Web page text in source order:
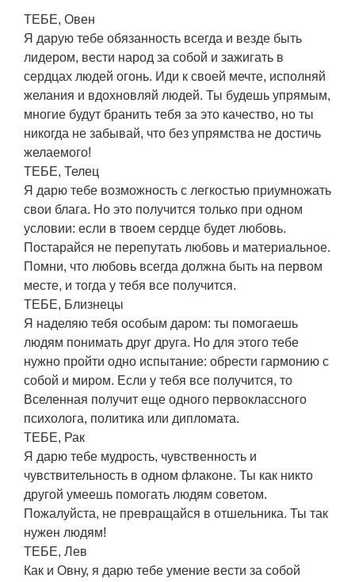
ТЕБЕ, Овен
Я дарую тебе обязанность всегда и везде быть
лидером, вести народ за собой и зажигать в
сердцах людей огонь. Иди к своей мечте, исполняй
желания и вдохновляй людей. Ты будешь упрямым,
многие будут бранить тебя за это качество, но ты
никогда не забывай, что без упрямства не достичь
желаемого!
ТЕБЕ, Телец
Я дарю тебе возможность с легкостью приумножать
свои блага. Но это получится только при одном
условии: если в твоем сердце будет любовь.
Постарайся не перепутать любовь и материальное.
Помни, что любовь всегда должна быть на первом
месте, и тогда у тебя все получится.
ТЕБЕ, Близнецы
Я наделяю тебя особым даром: ты помогаешь
людям понимать друг друга. Но для этого тебе
нужно пройти одно испытание: обрести гармонию с
собой и миром. Если у тебя все получится, то
Вселенная получит еще одного первоклассного
психолога, политика или дипломата.
ТЕБЕ, Рак
Я дарю тебе мудрость, чувственность и
чувствительность в одном флаконе. Ты как никто
другой умеешь помогать людям советом.
Пожалуйста, не превращайся в отшельника. Ты так
нужен людям!
ТЕБЕ, Лев
Как и Овну, я дарю тебе умение вести за собой